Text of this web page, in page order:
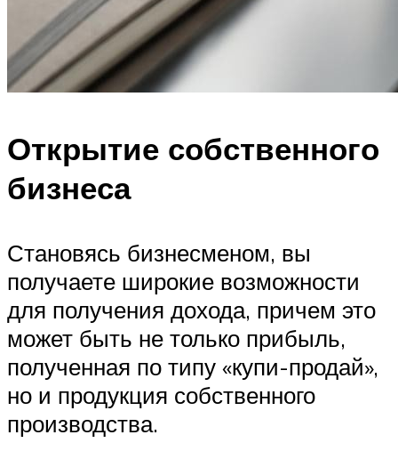
Открытие собственного
бизнеса
Становясь бизнесменом, вы
получаете широкие возможности
для получения дохода, причем это
может быть не только прибыль,
полученная по типу «купи-продай»,
но и продукция собственного
производства.